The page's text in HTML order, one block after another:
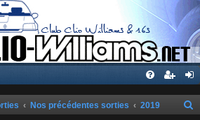
Nos précédentes sorties 2019